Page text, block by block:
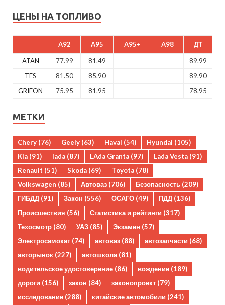
ЦЕНЫ НА ТОПЛИВО
A92 A95 A95+ A98 ДТ
ATAN 77.99 81.49
89.99
TES
81.50 85.90
89.90
GRIFON
75.95 81.95 78.95
МЕТКИ
Chery (76) Geely (63) Haval (54) Hyundai (105)
Kia (91) lada (87) LAda Granta (97) Lada Vesta (91)
Renault (51) Skoda (69) Toyota (78)
Volkswagen (85) Автоваз (706) Безопасность (209)
ГИБДД (91) Закон (556) ОСАГО (49) ПДД (136)
Происшествия (56) Статистика и рейтинги (317)
Техосмотр (80) УАЗ (85) Экзамен (57)
Электросамокат (74) автоваз (88) автозапчасти (68)
авторынок (227) автошкола(81)
водительское удостоверение (86) вождение (189)
дороги (156) закон (84) законопроект (79)
исследование (288) китайские автомобили (241)